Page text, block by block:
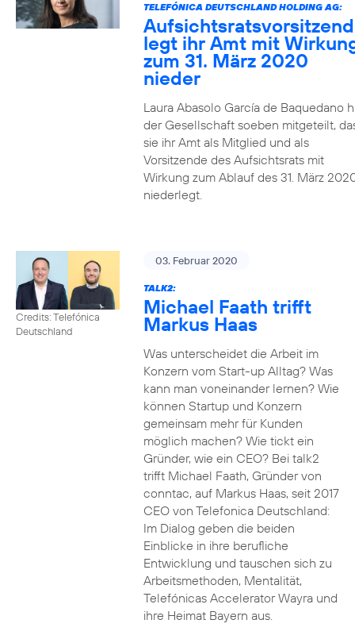
TELEFÓNICA DEUTSCHLAND HOLDING AG:
legt ihr Amt mit
zum 31. März 2020
nieder
Laura Abasolo García de Baquedano
der Gesellschaft soeben mitgeteilt,
sie ihr Amt als Mitglied und als
Vorsitzende des Aufsichtsrats mit
Wirkung zum Ablauf des 31. März
niederlegt.
Credits: Telefónica
Deutschland
03. Februar 2020
TALK2:
Michael Faath trifft
Markus Haas
Was unterscheidet die Arbeit im
Konzern vom Start-up Alltag? Was
kann man voneinander lernen? Wie
können Startup und Konzern
gemeinsam mehr für Kunden
möglich machen? Wie tickt ein
Gründer, wie ein CEO? Bei talk2
trifft Michael Faath, Gründer von
conntac, auf Markus Haas, seit 2017
CEO von Telefonica Deutschland:
Im Dialog geben die beiden
Einblicke in ihre berufliche
Entwicklung und tauschen sich zu
Arbeitsmethoden, Mentalität,
Telefónicas Accelerator Wayra und
ihre Heimat Bayern aus.